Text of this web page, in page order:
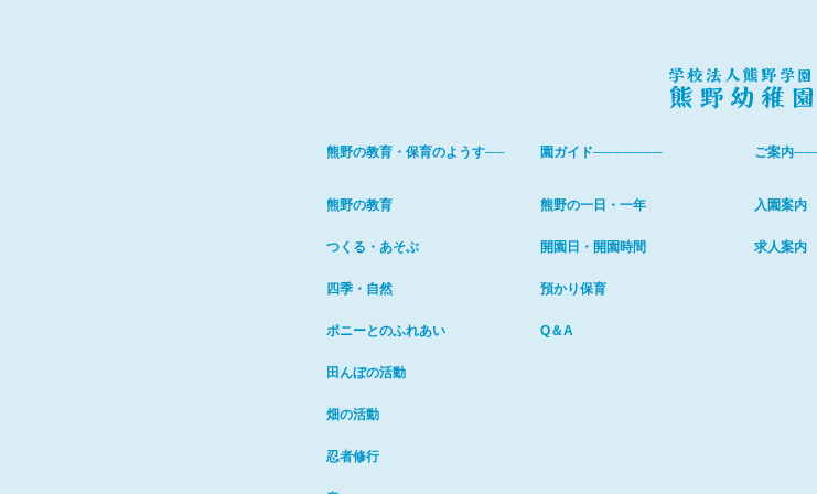
熊野の教育・保育のようす──
熊野の教育
つくる・あそぶ
四季・自然
ポニーとのふれあい
田んぼの活動
畑の活動
忍者修行
園ガイド───────
熊野の一日・一年
開園日・開園時間
預かり保育
Q＆A
ご案内
入園案内
求人案内